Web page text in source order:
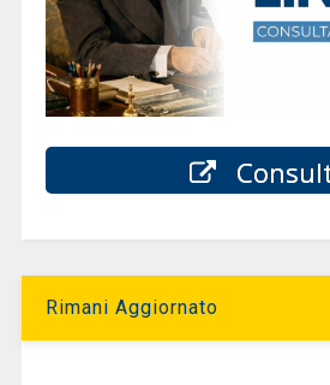
Rimani Aggiornato